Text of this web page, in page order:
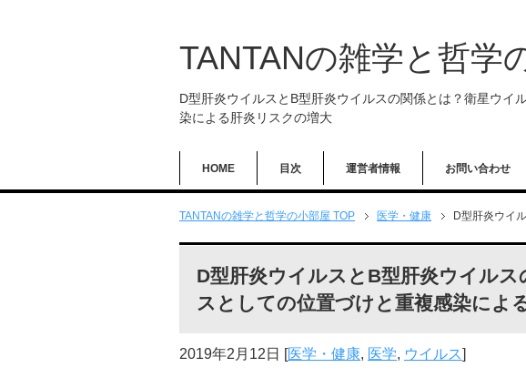
TANTANの雑学と哲学
D型肝炎ウイルスとB型肝炎ウイルスの関係とは？衛星ウイ
染による肝炎リスクの増大
HOME 目次 運営者情報 お問い合わせ
TANTANの雑学と哲学の小部屋 TOP 医学・健康 D型肝炎ウイ
D型肝炎ウイルスとB型肝炎ウイル
スとしての位置づけと重複感染によ
2019年2月12日 [医学・健康, 医学, ウイルス]